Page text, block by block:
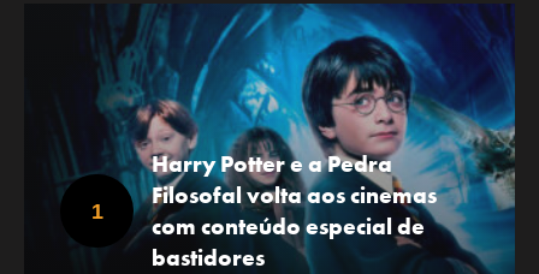
Harry Potter e a Pedra
Filosofal volta aos cinemas
com conteúdo especial de
bastidores